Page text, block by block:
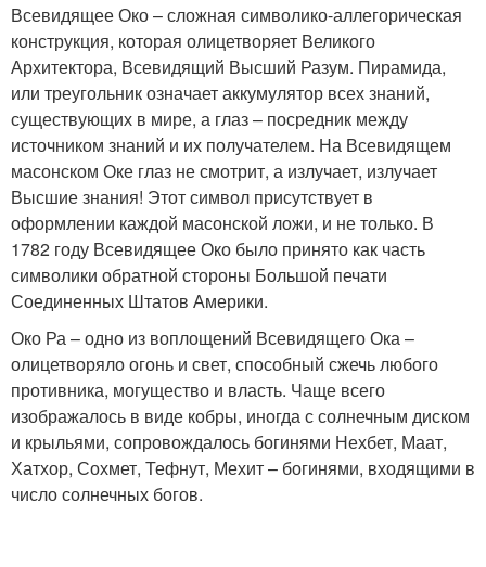
Всевидящее Око – сложная символико-аллегорическая
конструкция, которая олицетворяет Великого
Архитектора, Всевидящий Высший Разум. Пирамида,
или треугольник означает аккумулятор всех знаний,
существующих в мире, а глаз – посредник между
источником знаний и их получателем. На Всевидящем
масонском Оке глаз не смотрит, а излучает, излучает
Высшие знания! Этот символ присутствует в
оформлении каждой масонской ложи, и не только. В
1782 году Всевидящее Око было принято как часть
символики обратной стороны Большой печати
Соединенных Штатов Америки.
Око Ра – одно из воплощений Всевидящего Ока –
олицетворяло огонь и свет, способный сжечь любого
противника, могущество и власть. Чаще всего
изображалось в виде кобры, иногда с солнечным диском
и крыльями, сопровождалось богинями Нехбет, Маат,
Хатхор, Сохмет, Тефнут, Мехит – богинями, входящими в
число солнечных богов.